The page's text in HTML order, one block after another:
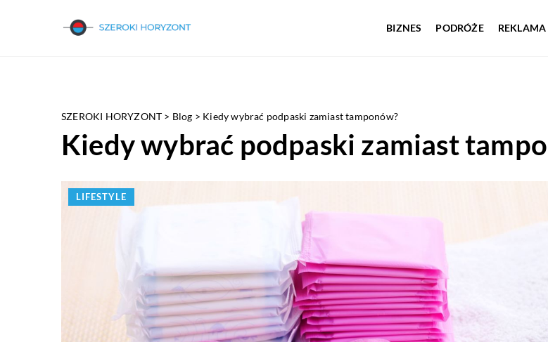
BIZNES PODRÓŻE REKLAMA
SZEROKI HORYZONT > Blog > Kiedy wybrać podpaski zamiast tamponów?
Kiedy wybrać podpaski zamiast
LIFESTYLE